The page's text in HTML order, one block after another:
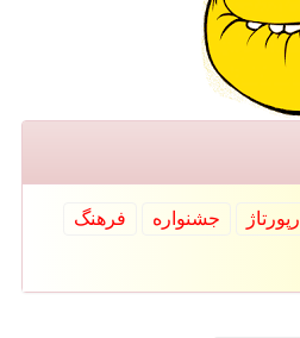
رپورتاژ جشنواره
فرهنگ